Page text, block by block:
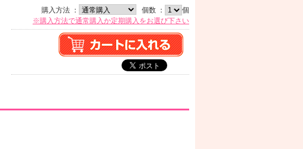
購入方法 ： 個数 ：
個
※購入方法で通常購入か定期購入をお選び下さい